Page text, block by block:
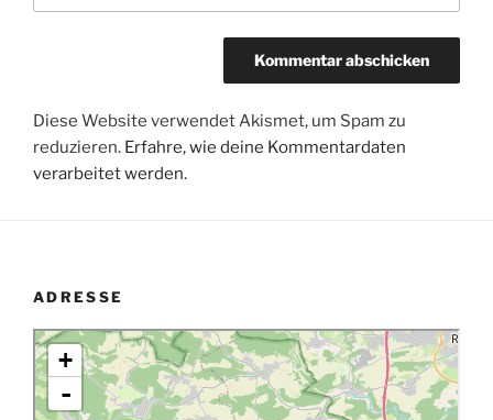
Diese Website verwendet Akismet, um Spam zu
reduzieren. Erfahre, wie deine Kommentardaten
verarbeitet werden.
ADRESSE